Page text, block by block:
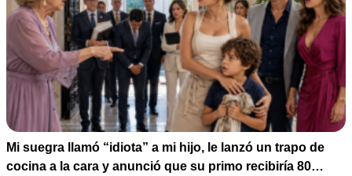
Mi suegra llamó “idiota” a mi hijo, le lanzó un trapo de
cocina a la cara y anunció que su primo recibiría 80